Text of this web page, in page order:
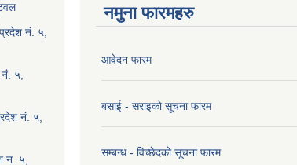
नं. ५,
५,
नं. ५,
न. ५,
नमुना फारमहरु
आवेदन फारम
बसाई - सराइको सूचना फारम
सम्बन्ध - विच्छेदको सूचना फारम